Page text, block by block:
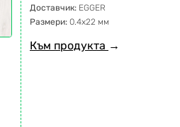
Доставчик: EGGER
Размери: 0.4х22 мм
Към продукта →